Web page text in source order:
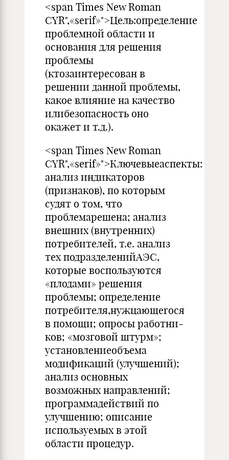
<span Times New Roman
CYR",«serif»">Цель:определение
проблемной области и
основания для реше­ния
проблемы
(ктозаинтересован в
решении данной проблемы,
какое влияние на качество
илибезопасность оно
окажет и т.д.).
<span Times New Roman
CYR",«serif»">Ключевыеаспекты:
анализ индикаторов
(признаков), по ко­торым
судят о том, что
проблемарешена; анализ
внешних (внутренних)
потребителей, т.е. анализ
тех подразделенийАЭС,
которые воспользуются
«плодами» решения
проблемы; определение
потребителя,нужцающеroся
в помощи; опросы работни­
ков; «мозговой штypм»;
установлениеобъема
модификаций (улучшений);
анализ основных
возможных направлений;
про­граммадействий по
улучшению; описание
используемых в этой
области процедур.